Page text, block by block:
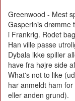
Greenwood - Mest
Gasperinis drømme
i Frankrig. Rodet
Han ville passe
Dybala ikke spiller
have fra højre side
What's not to like
har anmeldt ham
eller anden grund).